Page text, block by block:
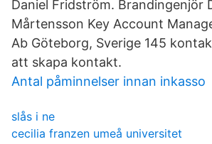
Daniel Fridström. Brandingenjör
Mårtensson Key Account
Ab Göteborg, Sverige 145
att skapa kontakt.
Antal påminnelser innan inkasso
slås i ne
cecilia franzen umeå universitet